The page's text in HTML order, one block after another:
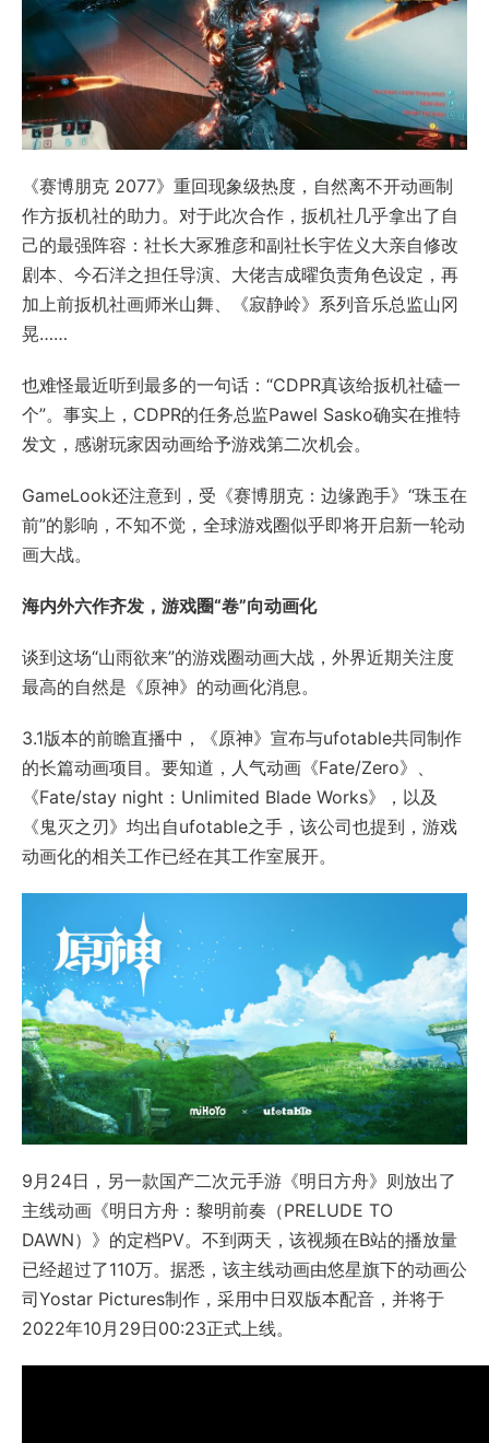
《赛博朋克 2077》重回现象级热度，自然离不开动画制
作方扳机社的助力。对于此次合作，扳机社几乎拿出了自
己的最强阵容：社长大冢雅彦和副社长宇佐义大亲自修改
剧本、今石洋之担任导演、大佬吉成曜负责角色设定，再
加上前扳机社画师米山舞、《寂静岭》系列音乐总监山冈
晃……
也难怪最近听到最多的一句话：“CDPR真该给扳机社磕一
个”。事实上，CDPR的任务总监Pawel Sasko确实在推特
发文，感谢玩家因动画给予游戏第二次机会。
GameLook还注意到，受《赛博朋克：边缘跑手》“珠玉在
前”的影响，不知不觉，全球游戏圈似乎即将开启新一轮动
画大战。
海内外六作齐发，游戏圈“卷”向动画化
谈到这场“山雨欲来”的游戏圈动画大战，外界近期关注度
最高的自然是《原神》的动画化消息。
3.1版本的前瞻直播中，《原神》宣布与ufotable共同制作
的长篇动画项目。要知道，人气动画《Fate/Zero》、
《Fate/stay night：Unlimited Blade Works》，以及
《鬼灭之刃》均出自ufotable之手，该公司也提到，游戏
动画化的相关工作已经在其工作室展开。
9月24日，另一款国产二次元手游《明日方舟》则放出了
主线动画《明日方舟：黎明前奏（PRELUDE TO
DAWN）》的定档PV。不到两天，该视频在B站的播放量
已经超过了110万。据悉，该主线动画由悠星旗下的动画公
司Yostar Pictures制作，采用中日双版本配音，并将于
2022年10月29日00:23正式上线。